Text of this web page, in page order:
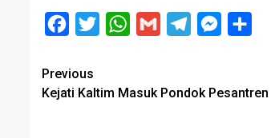
Facebook
Twitter WhatsApp
Gmail Telegram
Post
navigation
Previous
Kejati Kaltim Masuk Pondok Pesantren